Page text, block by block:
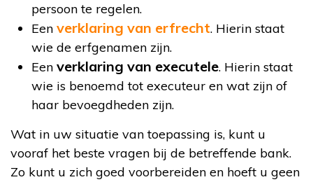
persoon te regelen.
Een verklaring van erfrecht. Hierin staat
wie de erfgenamen zijn.
Een verklaring van executele. Hierin staat
wie is benoemd tot executeur en wat zijn of
haar bevoegdheden zijn.
Wat in uw situatie van toepassing is, kunt u
vooraf het beste vragen bij de betreffende bank.
Zo kunt u zich goed voorbereiden en hoeft u geen